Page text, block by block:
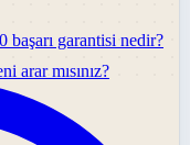
başarı garantisi nedir?
arar mısınız?